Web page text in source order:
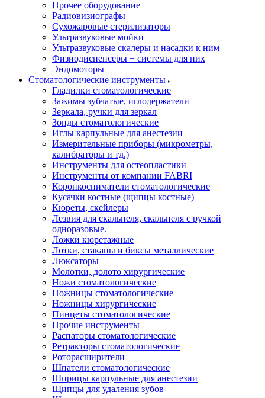
Прочее оборудование
Радиовизиографы
Сухожаровые стерилизаторы
Ультразвуковые мойки
Ультразвуковые скалеры и насадки к ним
Физиодиспенсеры + системы для них
Эндомоторы
Стоматологические инструменты
Гладилки стоматологические
Зажимы зубчатые, иглодержатели
Зеркала, ручки для зеркал
Зонды стоматологические
Иглы карпульные для анестезии
Измерительные приборы (микрометры,
калибраторы и тд.)
Инструменты для остеопластики
Инструменты от компании FABRI
Коронкосниматели стоматологические
Кусачки костные (щипцы костные)
Кюреты, скейлеры
Лезвия для скальпеля, скальпеля с ручкой
одноразовые.
Ложки кюретажные
Лотки, стаканы и биксы металлические
Люксаторы
Молотки, долото хирургические
Ножи стоматологические
Ножницы стоматологические
Ножницы хирургические
Пинцеты стоматологические
Прочие инструменты
Распаторы стоматологические
Ретракторы стоматологические
Роторасширители
Шпатели стоматологические
Шприцы карпульные для анестезии
Щипцы для удаления зубов